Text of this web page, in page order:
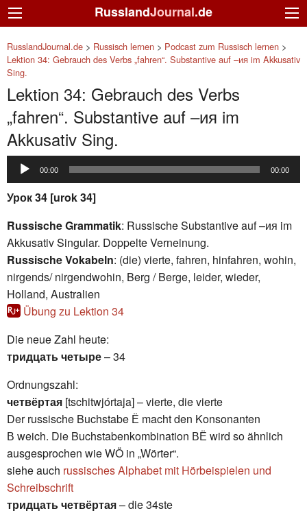
RusslandJournal.de
RusslandJournal.de > Russisch lernen > Podcast zum Russisch lernen >
Lektion 34: Gebrauch des Verbs „fahren“. Substantive auf –ия im Akkusativ
Sing.
Lektion 34: Gebrauch des Verbs
„fahren“. Substantive auf –ия im
Akkusativ Sing.
Audio-
Player
00:00 00:00
Урок 34 [urok 34]
Russische Grammatik: Russische Substantive auf –ия im
Akkusativ Singular. Doppelte Verneinung.
Russische Vokabeln: (die) vierte, fahren, hinfahren, wohin,
nirgends/ nirgendwohin, Berg / Berge, leider, wieder,
Holland, Australien
Übung zu Lektion 34
Die neue Zahl heute:
тридцать четыре– 34
Ordnungszahl:
четвёртая [tschitwjórtaja] – vierte, die vierte
Der russische Buchstabe Ё macht den Konsonanten
В weich. Die Buchstabenkombination ВЁ wird so ähnlich
ausgesprochen wie WÖ in „Wörter“.
siehe auch russisches Alphabet mit Hörbeispielen und
Schreibschrift
тридцать четвёртая– die 34ste